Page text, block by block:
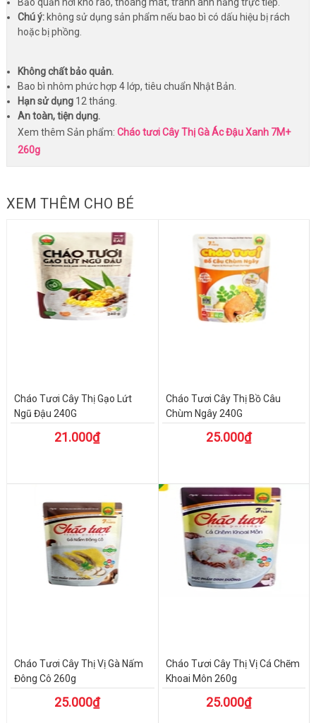
Chú ý:không sử dụng sản phẩm nếu bao bì có dấu hiệu bị rách
hoặc bị phồng.
Không chất bảo quản.
Bao bì nhôm phức hợp 4 lớp, tiêu chuẩn Nhật Bản.
Hạn sử dụng12 tháng.
An toàn, tiện dụng.
Xem thêm Sản phẩm: Cháo tươi Cây Thị Gà Ác Đậu Xanh 7M+
260g
XEM THÊM CHO BÉ
Cháo Tươi Cây Thị Gạo Lứt
Ngũ Đậu 240G
21.000₫
Cháo Tươi Cây Thị Bồ Câu
Chùm Ngây 240G
25.000₫
Cháo Tươi Cây Thị Vị Gà Nấm
Đông Cô 260g
25.000₫
Cháo Tươi Cây Thị Vị Cá Chẽm
Khoai Môn 260g
25.000₫